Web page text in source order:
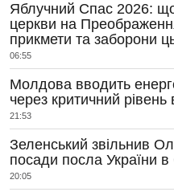
Яблучний Спас 2026:
церкви на
прикмети та заборони
06:55
Молдова вводить
через критичний рівень
21:53
Зеленський звільнив
посади посла України
20:05